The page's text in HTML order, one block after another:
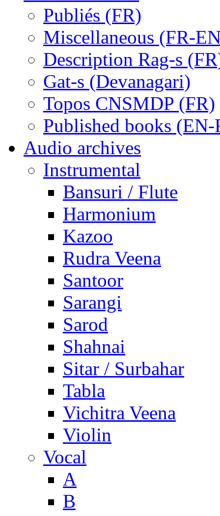
Publiés (FR)
Miscellaneous (FR-
Description Rag-s
Gat-s (Devanagari)
Topos CNSMDP (FR)
Published books (EN-
Audio archives
Instrumental
Bansuri / Flute
Harmonium
Kazoo
Rudra Veena
Santoor
Sarangi
Sarod
Shahnai
Sitar / Surbahar
Tabla
Vichitra Veena
Violin
Vocal
A
B